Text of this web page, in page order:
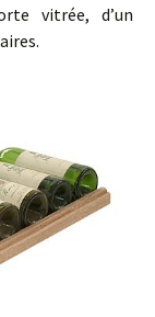
vitrée, d’un